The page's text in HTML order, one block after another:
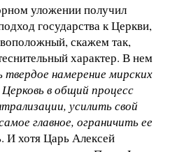
уложении получил
государства к Церкви,
скажем так,
характер. В нем
твердое намерение мирских
в общий процесс
усилить свой
главное, ограничить ее
. И хотя Царь Алексей